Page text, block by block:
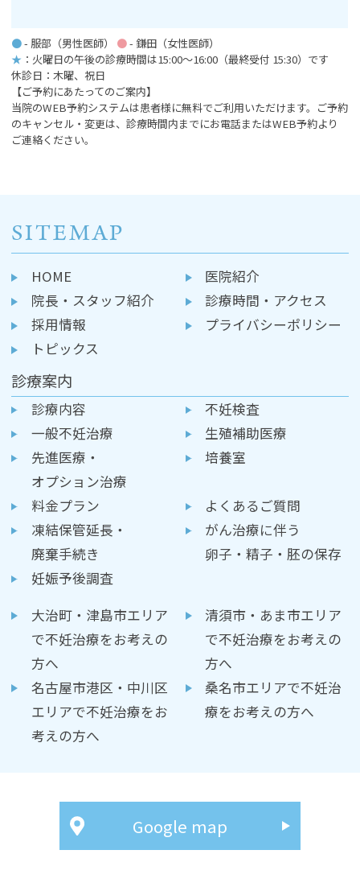
●- 服部（男性医師） ●- 鎌田（女性医師）
★ ：火曜日の午後の診療時間は15:00～16:00 （最終受付 15:30）です
休診日：木曜、祝日
【ご予約にあたってのご案内】
当院のWEB予約システムは患者様に無料でご利用いただけます。ご予約
のキャンセル・変更は、診療時間内までにお電話またはWEB予約より
ご連絡ください。
SITEMAP
HOME
医院紹介
院長・スタッフ紹介
診療時間・アクセス
採用情報
プライバシーポリシー
トピックス
診療案内
診療内容
不妊検査
一般不妊治療
生殖補助医療
先進医療・
オプション治療
培養室
料金プラン
よくあるご質問
凍結保管延長・
廃棄手続き
がん治療に伴う
卵子・精子・胚の保存
妊娠予後調査
大治町・津島市エリア
で不妊治療をお考えの
方へ
清須市・あま市エリア
で不妊治療をお考えの
方へ
名古屋市港区・中川区
エリアで不妊治療をお
考えの方へ
桑名市エリアで不妊治
療をお考えの方へ
Google map